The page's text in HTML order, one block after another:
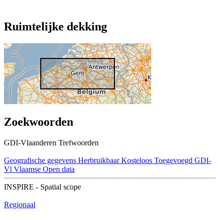
Ruimtelijke dekking
Zoekwoorden
GDI-Vlaanderen Trefwoorden
Geografische gegevens Herbruikbaar Kosteloos Toegevoegd GDI-
Vl Vlaamse Open data
INSPIRE - Spatial scope
Regionaal